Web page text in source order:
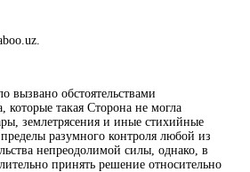
вызвано обстоятельствами
такая Сторона не могла
землетрясения и иные стихийные
разумного контроля любой из
непреодолимой силы, однако, в
принять решение относительно